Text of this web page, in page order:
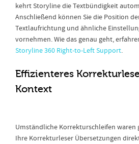
kehrt Storyline die Textbündigkeit
Anschließend können Sie die Position
Textlaufrichtung und ähnliche
vornehmen. Wie das genau geht,
Storyline 360 Right-to-Left Support.
Effizienteres
Kontext
Umständliche Korrekturschleifen waren
Ihre Korrekturleser Übersetzungen